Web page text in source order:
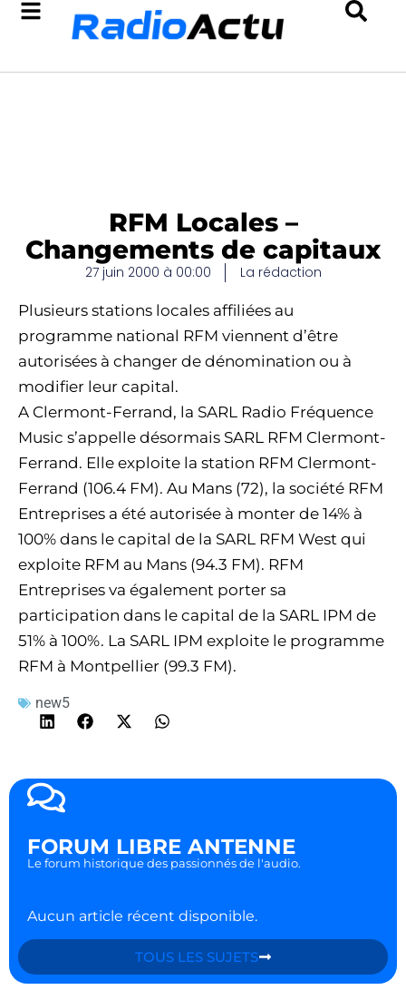
RFM Locales –
Changements de capitaux
27 juin 2000 à 00:00 La rédaction
Plusieurs stations locales affiliées au
programme national RFM viennent d’être
autorisées à changer de dénomination ou à
modifier leur capital.
A Clermont-Ferrand, la SARL Radio Fréquence
Music s’appelle désormais SARL RFM Clermont-
Ferrand. Elle exploite la station RFM Clermont-
Ferrand (106.4 FM). Au Mans (72), la société RFM
Entreprises a été autorisée à monter de 14% à
100% dans le capital de la SARL RFM West qui
exploite RFM au Mans (94.3 FM). RFM
Entreprises va également porter sa
participation dans le capital de la SARL IPM de
51% à 100%. La SARL IPM exploite le programme
RFM à Montpellier (99.3 FM).
new5
FORUM LIBRE ANTENNE
Le forum historique des passionnés de l'audio.
Aucun article récent disponible.
TOUS LES SUJETS